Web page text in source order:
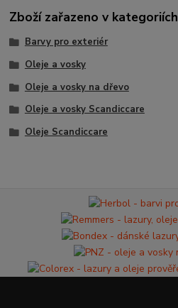
Zboží zařazeno v kategoriích
Barvy pro exteriér
Oleje a vosky
Oleje a vosky na dřevo
Oleje a vosky Scandiccare
Oleje Scandiccare